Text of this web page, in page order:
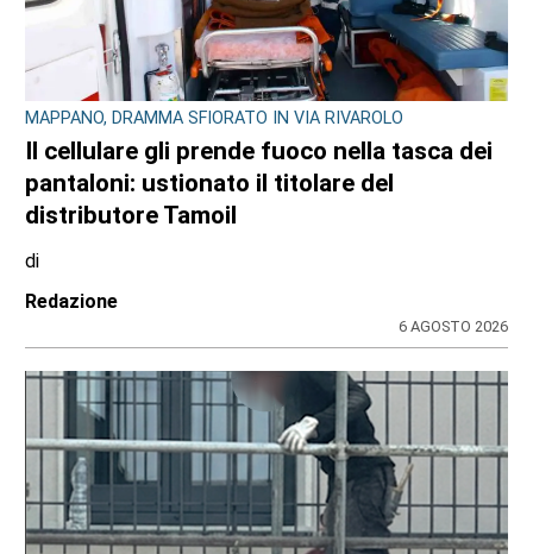
MAPPANO, DRAMMA SFIORATO IN VIA RIVAROLO
Il cellulare gli prende fuoco nella tasca dei
pantaloni: ustionato il titolare del
distributore Tamoil
di
Redazione
6 AGOSTO 2026